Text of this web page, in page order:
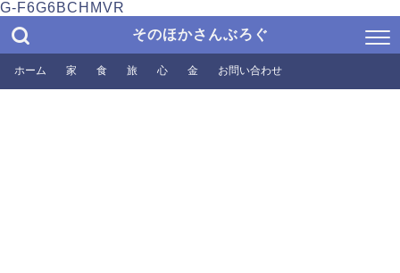
G-F6G6BCHMVR
そのほかさんぶろぐ
ホーム 家 食 旅 心 金 お問い合わせ